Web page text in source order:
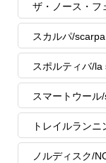
ザ・ノース・フ
スカルパ/scarpa
スポルティバ/la
スマートウール
トレイルランニ
ノルディスク/